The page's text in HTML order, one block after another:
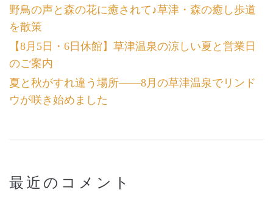
野鳥の声と森の花に癒されて♪草津・森の癒し歩道
を散策
【8月5日・6日休館】草津温泉の涼しい夏と営業日
のご案内
夏と秋がすれ違う場所――8月の草津温泉でリンド
ウが咲き始めました
最近のコメント